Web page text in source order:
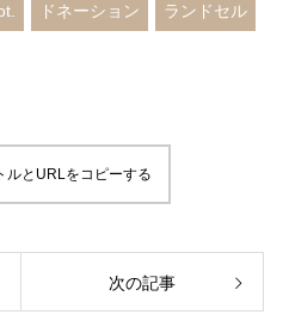
ドネーション ランドセル
ルとURLをコピーする
次の記事